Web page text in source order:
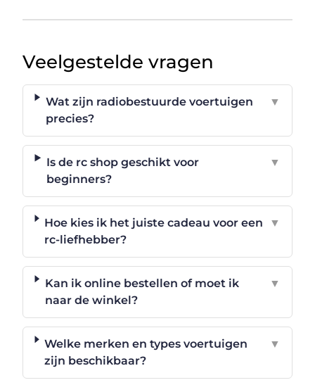
Veelgestelde vragen
Wat zijn radiobestuurde voertuigen
precies?
▼
Is de rc shop geschikt voor
beginners?
▼
Hoe kies ik het juiste cadeau voor een
rc-liefhebber?
▼
Kan ik online bestellen of moet ik
naar de winkel?
▼
Welke merken en types voertuigen
zijn beschikbaar?
▼